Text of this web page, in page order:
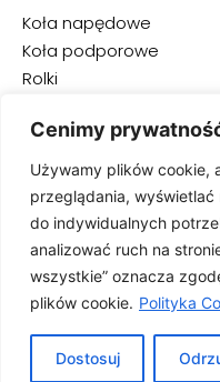
Cenimy
Używamy plików cookie,
przeglądania,
do indywidualnych
analizować ruch na
wszystkie” oznacza
plików cookie. Polityka
Dostosuj
Koła napędowe
Koła podporowe
Rolki
Opony przemysłowe
Opony pełne
Opony superelastyczne
Opony pneumatyczne
Opony niebrudzące